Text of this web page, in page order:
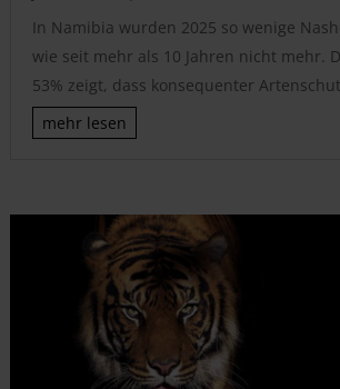
In Namibia wurden 2025 so wenige
wie seit mehr als 10 Jahren nicht mehr.
53% zeigt, dass konsequenter
mehr lesen